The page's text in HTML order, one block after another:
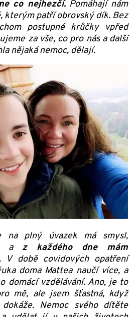
co nejhezčí.Pomáhají nám
kterým patří obrovský dík. Bez
postupné krůčky vpřed
za vše, co pro nás a další
nějaká nemoc, dělají.
na plný úvazek má smysl,
a z každého dne mám
V době covidových opatření
doma Mattea naučí více, a
domácí vzdělávání. Ano, je to
mě, ale jsem šťastná, když
Nemoc svého dítěte